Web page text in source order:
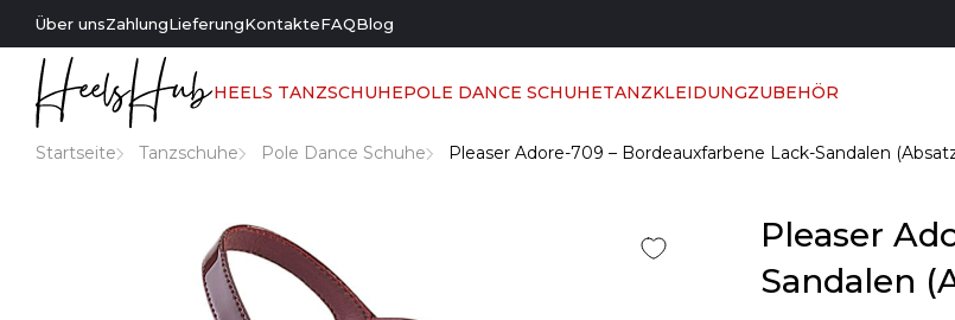
Über unsZahlungLieferungKontakteFAQBlog
HEELS TANZSCHUHEPOLE DANCE SCHUHETANZKLEIDUNGZUBEHÖR
Startseite Tanzschuhe Pole Dance Schuhe Pleaser Adore-709 – Bordeauxfarbene Lack-Sandalen
Pleaser
Sandalen